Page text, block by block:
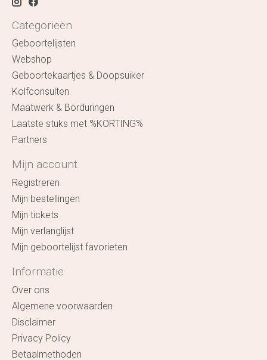
Categorieën
Geboortelijsten
Webshop
Geboortekaartjes & Doopsuiker
Kolfconsulten
Maatwerk & Borduringen
Laatste stuks met %KORTING%
Partners
Mijn account
Registreren
Mijn bestellingen
Mijn tickets
Mijn verlanglijst
Mijn geboortelijst favorieten
Informatie
Over ons
Algemene voorwaarden
Disclaimer
Privacy Policy
Betaalmethoden